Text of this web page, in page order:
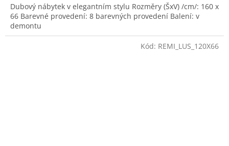
Dubový nábytek v elegantním stylu Rozměry (ŠxV) /cm/: 160 x
66 Barevné provedení: 8 barevných provedení Balení: v
demontu
Kód: REMI_LUS_120X66